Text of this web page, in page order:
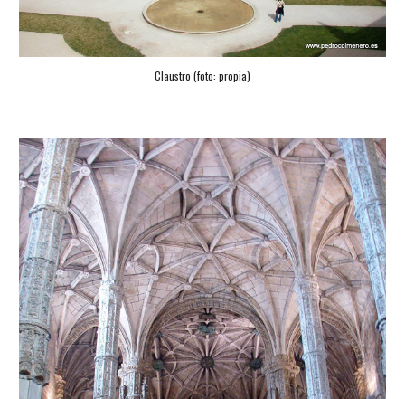
Claustro (foto: propia)